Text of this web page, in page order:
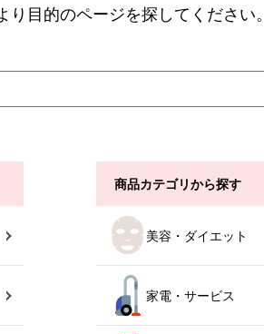
り目的のページを探してください。
商品カテゴリから探す
美容・ダイエット
家電・サービス